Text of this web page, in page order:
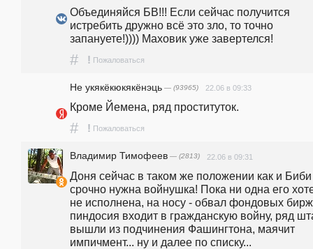
Объединяйся БВ!!! Если сейчас получится
истребить дружно всё это зло, то точно
запануете!)))) Маховик уже завертелся!
# ! Пожаловаться
Не укякёкюкякёнэць — (93965) 22.06 в 09:33
Кроме Йемена, ряд проституток.
# ! Пожаловаться
Владимир Тимофеев — (2813) 22.06 в 09:31
Доня сейчас в таком же положении как и
срочно нужна войнушка! Пока ни одна его
не исполнена, на носу - обвал фондовых
пиндосия входит в гражданскую войну, ряд
вышли из подчинения Фашингтона, маячит
импичмент... ну и далее по списку...